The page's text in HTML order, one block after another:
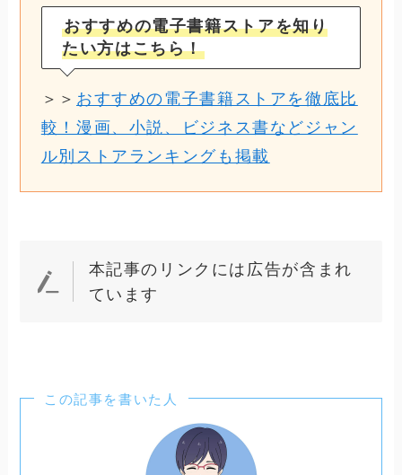
おすすめの電子書籍ストアを知り
たい方はこちら！
＞＞ おすすめの電子書籍ストアを徹底比
較！漫画、小説、ビジネス書などジャン
ル別ストアランキングも掲載
本記事のリンクには広告が含まれ
ています
この記事を書いた人